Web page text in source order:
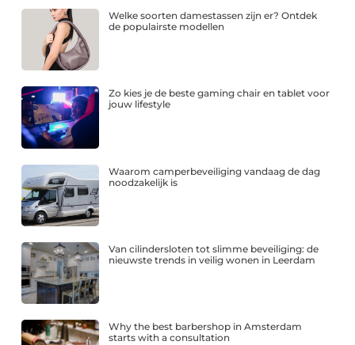
Welke soorten damestassen zijn er? Ontdek
de populairste modellen
Zo kies je de beste gaming chair en tablet voor
jouw lifestyle
Waarom camperbeveiliging vandaag de dag
noodzakelijk is
Van cilindersloten tot slimme beveiliging: de
nieuwste trends in veilig wonen in Leerdam
Why the best barbershop in Amsterdam
starts with a consultation